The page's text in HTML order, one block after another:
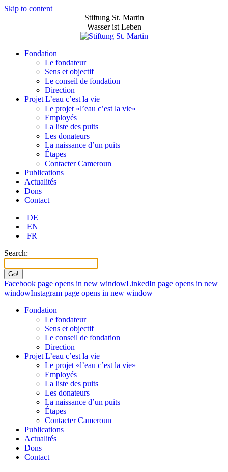
Skip to content
Stiftung St. Martin
Wasser ist Leben
Fondation
Le fondateur
Sens et objectif
Le conseil de fondation
Direction
Projet L’eau c’est la vie
Le projet «l’eau c’est la vie»
Employés
La liste des puits
Les donateurs
La naissance d’un puits
Étapes
Contacter Cameroun
Publications
Actualités
Dons
Contact
DE
EN
FR
Search:
Facebook page opens in new windowLinkedIn page opens in new
windowInstagram page opens in new window
Fondation
Le fondateur
Sens et objectif
Le conseil de fondation
Direction
Projet L’eau c’est la vie
Le projet «l’eau c’est la vie»
Employés
La liste des puits
Les donateurs
La naissance d’un puits
Étapes
Contacter Cameroun
Publications
Actualités
Dons
Contact